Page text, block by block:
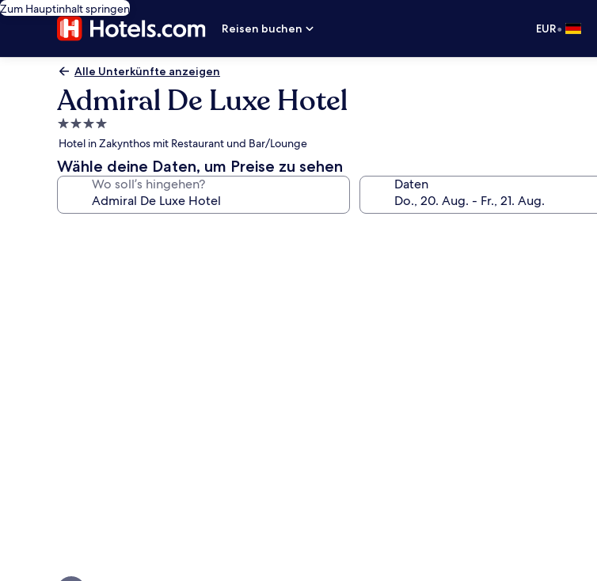
Zum Hauptinhalt springen
Reisen buchen
EUR•
Alle Unterkünfte anzeigen
Admiral De Luxe Hotel
4.0-
Sterne-
Unterkunft
Hotel in Zakynthos mit Restaurant und Bar/Lounge
Wähle deine Daten, um Preise zu sehen
Wo soll’s hingehen? Daten